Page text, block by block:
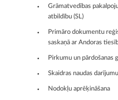
Grāmatvedības
atbildību (SL)
Primāro dokumentu
saskaņā ar Andoras
Pirkumu un pārdošanas
Skaidras naudas
Nodokļu aprēķināšana